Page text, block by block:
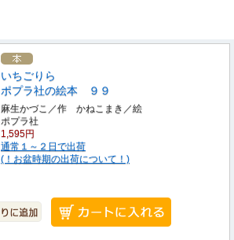
いちごりら
ポプラ社の絵本 ９９
麻生かづこ／作 かねこまき／絵
ポプラ社
1,595円
通常１～２日で出荷
(！お盆時期の出荷について！)